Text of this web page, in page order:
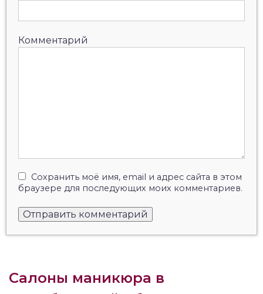
Комментарий
Сохранить моё имя, email и адрес сайта в этом
браузере для последующих моих комментариев.
Салоны маникюра в